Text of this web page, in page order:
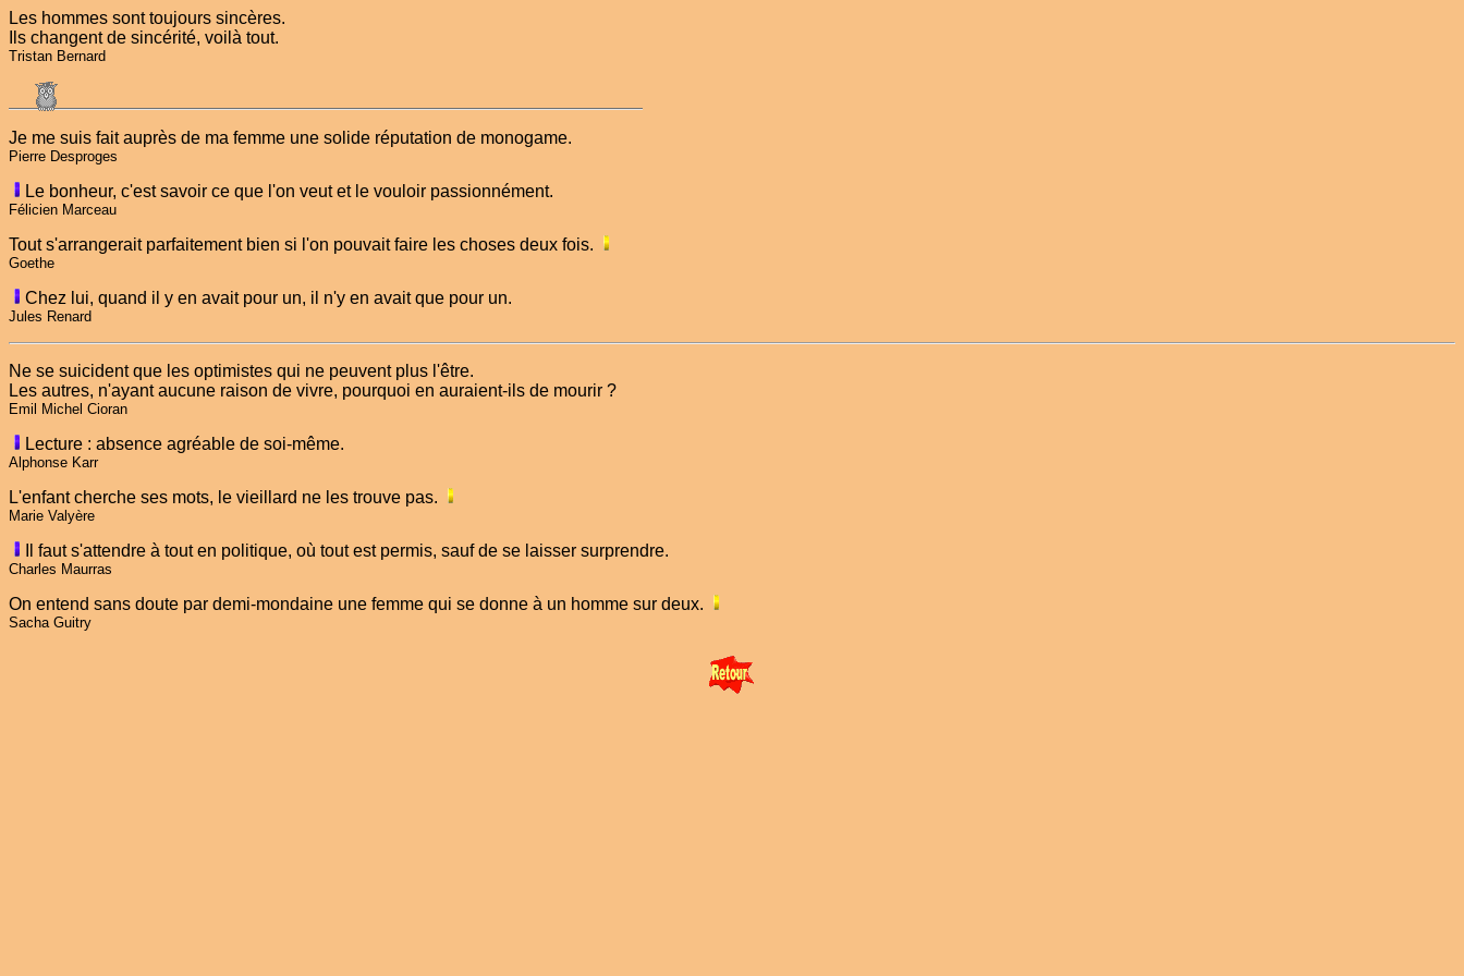
Les hommes sont toujours sincères.
Ils changent de sincérité, voilà tout.
Tristan Bernard
Je me suis fait auprès de ma femme une solide réputation de monogame.
Pierre Desproges
Le bonheur, c'est savoir ce que l'on veut et le vouloir passionnément.
Félicien Marceau
Tout s'arrangerait parfaitement bien si l'on pouvait faire les choses deux fois.
Goethe
Chez lui, quand il y en avait pour un, il n'y en avait que pour un.
Jules Renard
Ne se suicident que les optimistes qui ne peuvent plus l'être.
Les autres, n'ayant aucune raison de vivre, pourquoi en auraient-ils de mourir ?
Emil Michel Cioran
Lecture : absence agréable de soi-même.
Alphonse Karr
L'enfant cherche ses mots, le vieillard ne les trouve pas.
Marie Valyère
Il faut s'attendre à tout en politique, où tout est permis, sauf de se laisser surprendre.
Charles Maurras
On entend sans doute par demi-mondaine une femme qui se donne à un homme sur deux.
Sacha Guitry